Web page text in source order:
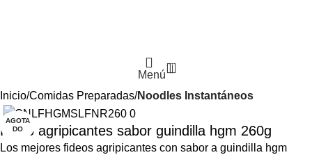
Menú
0
Inicio Comidas Preparadas Noodles Instantáneos
AGOTA
DO
Fideo agripicantes sabor guindilla hgm 260g
Los mejores fideos agripicantes con sabor a guindilla hgm